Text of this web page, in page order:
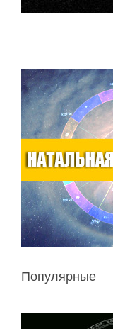
Популярные